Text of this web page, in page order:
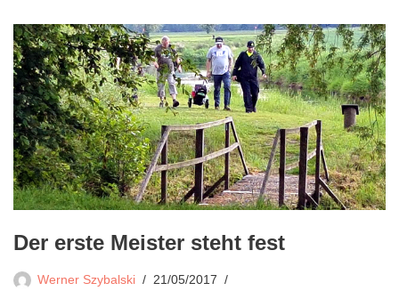
Der erste Meister steht fest
Werner Szybalski
21/05/2017